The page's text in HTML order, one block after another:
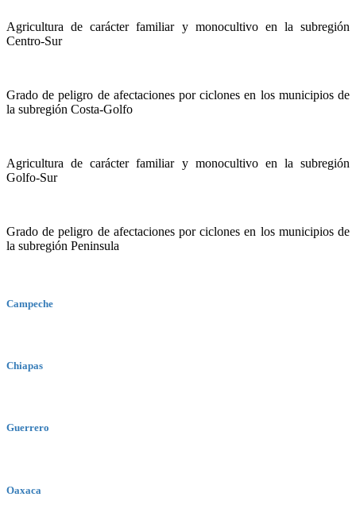
Agricultura de carácter familiar y monocultivo en la subregión
Centro-Sur
Grado de peligro de afectaciones por ciclones en los municipios de
la subregión Costa-Golfo
Agricultura de carácter familiar y monocultivo en la subregión
Golfo-Sur
Grado de peligro de afectaciones por ciclones en los municipios de
la subregión Peninsula
Campeche
Chiapas
Guerrero
Oaxaca